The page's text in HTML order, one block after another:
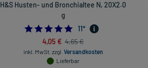
H&S Husten- und Bronchialtee N, 20X2.0
g
4.909090909090909
11*
4,05 € 4,65 €
inkl. MwSt. zzgl. Versandkosten
Lieferbar